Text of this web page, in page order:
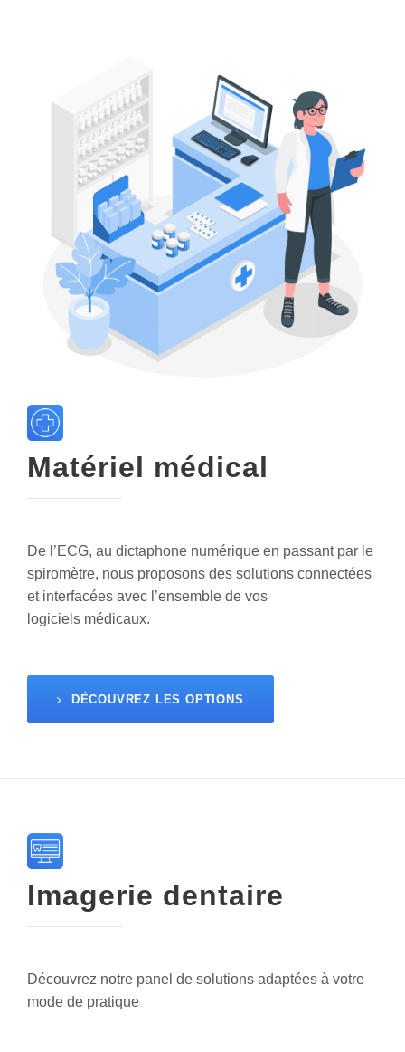
Matériel médical
De l’ECG, au dictaphone numérique en passant par le
spiromètre, nous proposons des solutions connectées
et interfacées avec l’ensemble de vos
logiciels médicaux.
DÉCOUVREZ LES OPTIONS
Imagerie dentaire
Découvrez notre panel de solutions adaptées à votre
mode de pratique